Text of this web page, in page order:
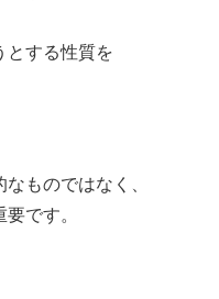
とする性質を
ものではなく、
です。